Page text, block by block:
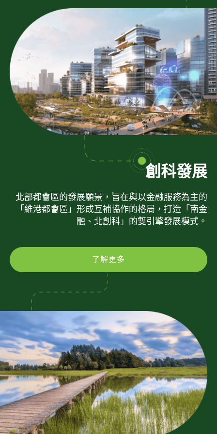
創科發展
北部都會區的發展願景，旨在與以金融服務為主的
「維港都會區」形成互補協作的格局，打造「南金
融、北創科」的雙引擎發展模式。
了解更多